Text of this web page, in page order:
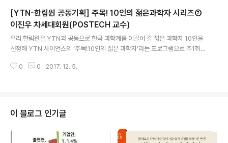
월 1일 이후 출생)의 국내 거주 중인 과학자로서 이학·공학·
농수산학·의약학·정책학 등 5개 분야에서 총 35인 이내를
선출할 계획이다. 심사는 후보자의 국내성과를 중심으로
책임저자(Corresponding Author) 업적을 평가하며,
저서, 특허, 수상경력, 학술활동..
[YTN-한림원 공동기획] 주목! 10인의 젊은과학자 시리즈⑦
이진우 차세대회원(POSTECH 교수)
우리 한림원은 YTN과 공동으로 한국 과학계를 이끌어 갈 젊은 과학자 10인을
선정해 YTN 사이언스의 ‘주목!10인의 젊은 과학자’라는 프로그램으로 주1회
며 주간한림원 소식을 통해서도 매주 확인하실 수 있습니다. 이진우 POSTEC
STECH 화학공학과 교수로 활동 중이며 미래창조과학부 장관 표창(2016), 한
국화학공학회 심강논문상(2013), 한국제올라이트 학회 우수논문상(2011) 등
을 ..
0 0 2017. 12. 5.
이 블로그 인기글